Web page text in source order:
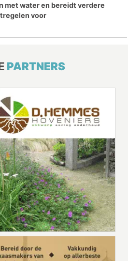
met water en bereidt verdere
voor
PARTNERS